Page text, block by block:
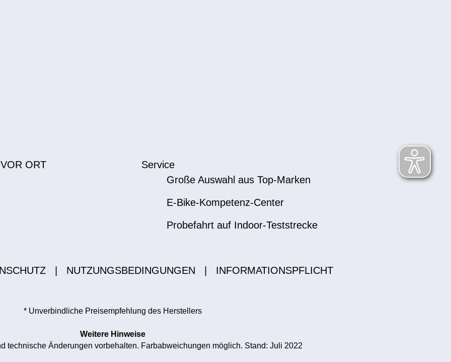
ORT
Service
Große Auswahl aus Top-Marken
E-Bike-Kompetenz-Center
Probefahrt auf Indoor-Teststrecke
NUTZUNGSBEDINGUNGEN INFORMATIONSPFLICHT
* Unverbindliche Preisempfehlung des Herstellers
Weitere Hinweise
technische Änderungen vorbehalten. Farbabweichungen möglich. Stand: Juli 2022